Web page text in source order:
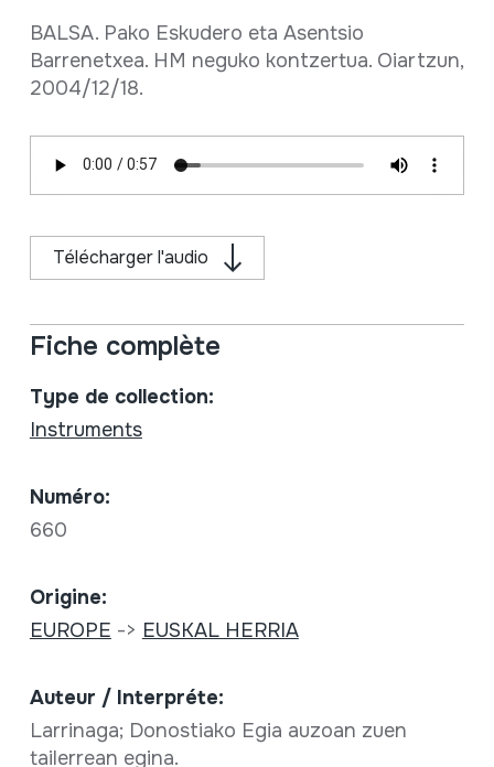
BALSA. Pako Eskudero eta Asentsio
Barrenetxea. HM neguko kontzertua. Oiartzun,
2004/12/18.
Télécharger l'audio
Fiche complète
Type de collection:
Instruments
Numéro:
660
Origine:
EUROPE -> EUSKAL HERRIA
Auteur / Interpréte:
Larrinaga; Donostiako Egia auzoan zuen
tailerrean egina.